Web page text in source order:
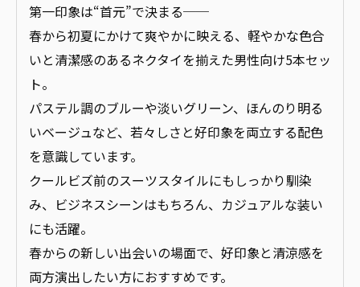
第一印象は“首元”で決まる──
春から初夏にかけて爽やかに映える、軽やかな色合
いと清潔感のあるネクタイを揃えた男性向け5本セッ
ト。
パステル調のブルーや淡いグリーン、ほんのり明る
いベージュなど、若々しさと好印象を両立する配色
を意識しています。
クールビズ前のスーツスタイルにもしっかり馴染
み、ビジネスシーンはもちろん、カジュアルな装い
にも活躍。
春からの新しい出会いの場面で、好印象と清涼感を
両方演出したい方におすすめです。